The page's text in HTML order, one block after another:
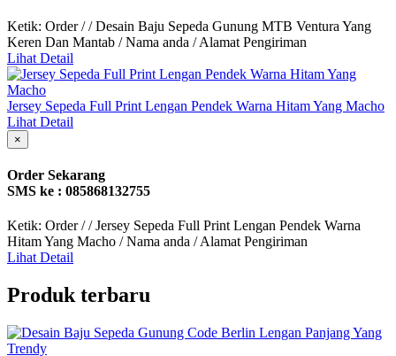
Ketik: Order / / Desain Baju Sepeda Gunung MTB Ventura Yang
Keren Dan Mantab / Nama anda / Alamat Pengiriman
Lihat Detail
Jersey Sepeda Full Print Lengan Pendek Warna Hitam Yang Macho
Lihat Detail
×
Order Sekarang
SMS ke : 085868132755
Ketik: Order / / Jersey Sepeda Full Print Lengan Pendek Warna
Hitam Yang Macho / Nama anda / Alamat Pengiriman
Lihat Detail
Produk terbaru